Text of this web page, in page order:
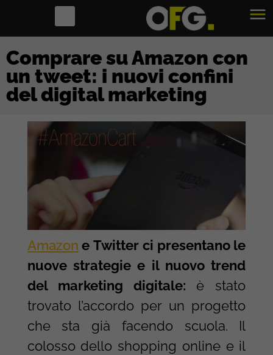
Comprare su Amazon con
un tweet: i nuovi confini
del digital marketing
Amazon e Twitter ci presentano le
nuove strategie e il nuovo trend
del marketing digitale: è stato
trovato l’accordo per un progetto
che sta già facendo scuola. Il
colosso dello shopping online e il